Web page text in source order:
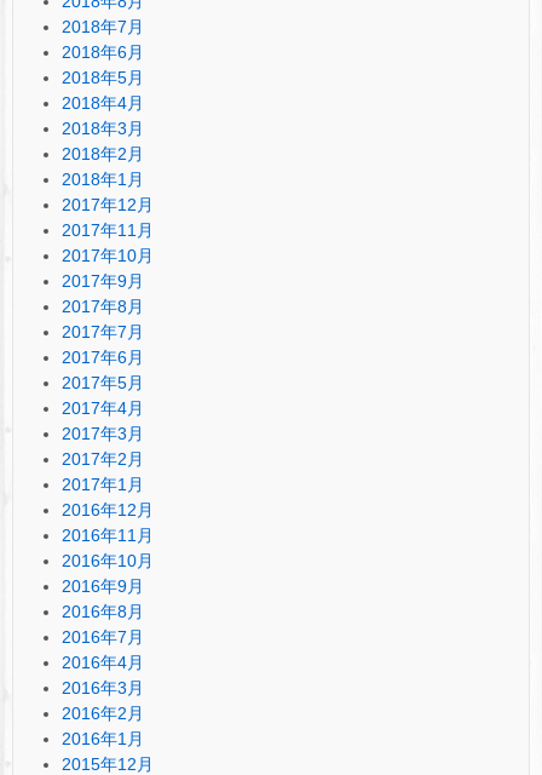
2018年7月
2018年6月
2018年5月
2018年4月
2018年3月
2018年2月
2018年1月
2017年12月
2017年11月
2017年10月
2017年9月
2017年8月
2017年7月
2017年6月
2017年5月
2017年4月
2017年3月
2017年2月
2017年1月
2016年12月
2016年11月
2016年10月
2016年9月
2016年8月
2016年7月
2016年4月
2016年3月
2016年2月
2016年1月
2015年12月